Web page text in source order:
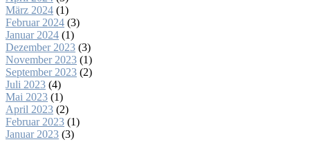
März 2024 (1)
Februar 2024 (3)
Januar 2024 (1)
Dezember 2023 (3)
November 2023 (1)
September 2023 (2)
Juli 2023 (4)
Mai 2023 (1)
April 2023 (2)
Februar 2023 (1)
Januar 2023 (3)